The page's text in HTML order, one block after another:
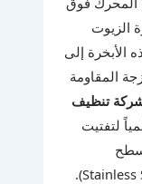
الزيوت
الأبخرة إلى
المقاومة
تنظيف
لتفتيت